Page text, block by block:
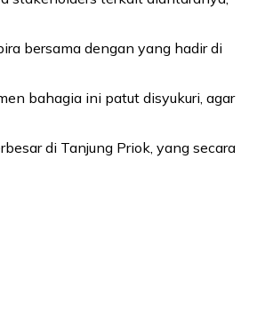
bersama dengan yang hadir di
bahagia ini patut disyukuri, agar
di Tanjung Priok, yang secara